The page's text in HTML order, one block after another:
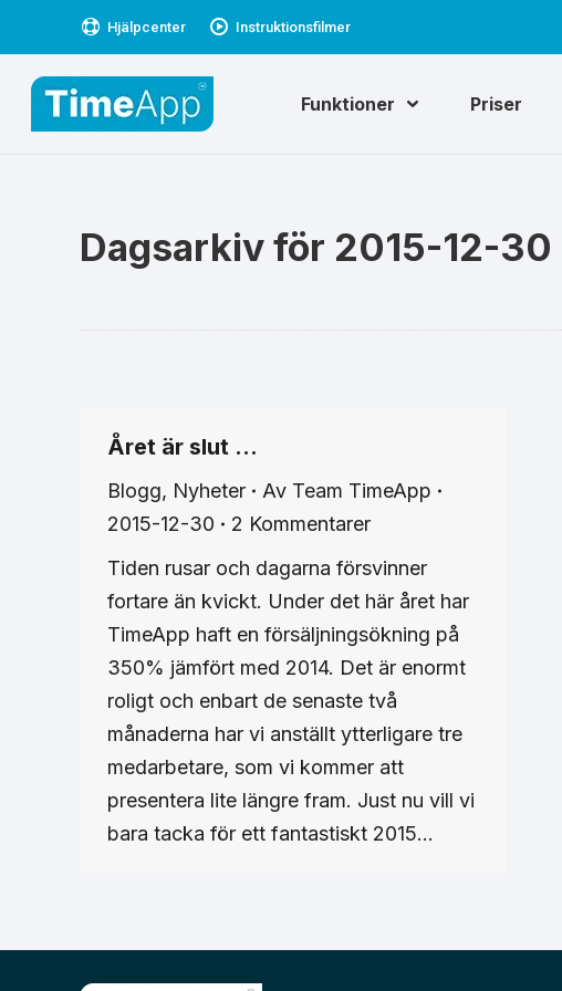
Hjälpcenter Instruktionsfilmer
Funktioner Priser
Dagsarkiv för 2015-12-30
Året är slut …
Blogg, Nyheter Av Team TimeApp
2015-12-30
2 Kommentarer
Tiden rusar och dagarna försvinner
fortare än kvickt. Under det här året har
TimeApp haft en försäljningsökning på
350% jämfört med 2014. Det är enormt
roligt och enbart de senaste två
månaderna har vi anställt ytterligare tre
medarbetare, som vi kommer att
presentera lite längre fram. Just nu vill vi
bara tacka för ett fantastiskt 2015…